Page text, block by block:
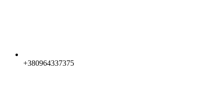
+380964337375